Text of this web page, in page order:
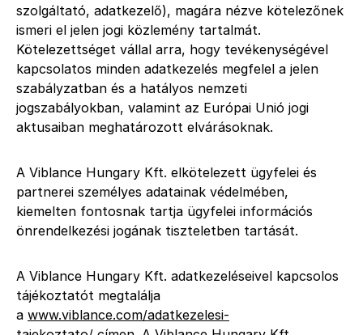
szolgáltató, adatkezelő), magára nézve kötelezőnek
ismeri el jelen jogi közlemény tartalmát.
Kötelezettséget vállal arra, hogy tevékenységével
kapcsolatos minden adatkezelés megfelel a jelen
szabályzatban és a hatályos nemzeti
jogszabályokban, valamint az Európai Unió jogi
aktusaiban meghatározott elvárásoknak.
A Viblance Hungary Kft. elkötelezett ügyfelei és
partnerei személyes adatainak védelmében,
kiemelten fontosnak tartja ügyfelei információs
önrendelkezési jogának tiszteletben tartását.
A Viblance Hungary Kft. adatkezeléseivel kapcsolos
tájékoztatót megtalálja
a www.viblance.com/adatkezelesi-